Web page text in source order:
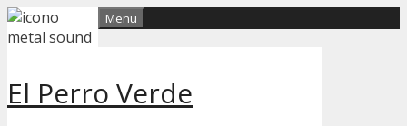
Skip
to
El Perro Verde
Menu